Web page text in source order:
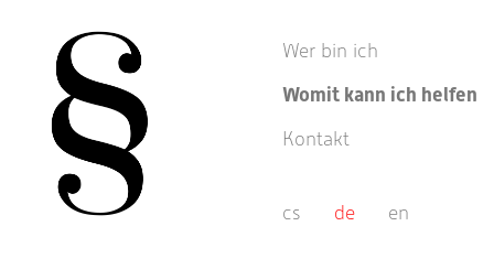
Wer bin ich
Womit kann ich helfen
Kontakt
cs de en